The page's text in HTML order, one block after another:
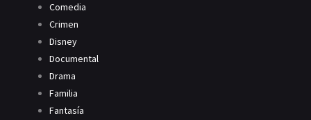
Comedia
Crimen
Disney
Documental
Drama
Familia
Fantasía